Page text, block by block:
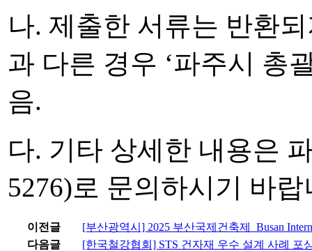
나. 제출한 서류는 반환
과 다른 경우 ‘파주시 총
음.
다. 기타 상세한 내용은
5276)로 문의하시기 바랍
이전글
[부산광역시] 2025 부산국제건축제_Busan
다음글
[한국철강협회] STS 건자재 우수 설계 사례 포